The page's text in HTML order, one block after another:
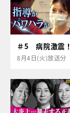
＃5 病院激震
8月4日(火)放送分